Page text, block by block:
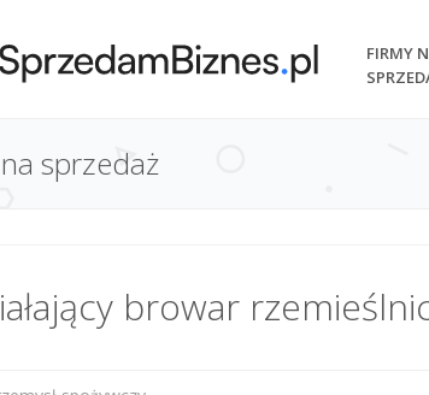
FIRMY
sprzedaż
browar